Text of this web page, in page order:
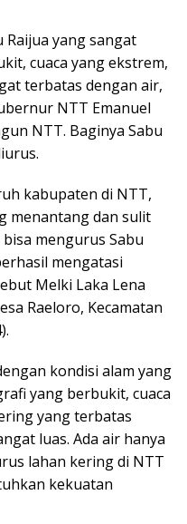
Raijua yang sangat
cuaca yang ekstrem,
terbatas dengan air,
NTT Emanuel
NTT. Baginya Sabu
kabupaten di NTT,
menantang dan sulit
mengurus Sabu
mengatasi
Melki Laka Lena
Raeloro, Kecamatan
kondisi alam yang
yang berbukit, cuaca
yang terbatas
luas. Ada air hanya
lahan kering di NTT
kekuatan